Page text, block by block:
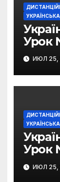
Урок
ИЮЛ 25,
Урок
ИЮЛ 25,